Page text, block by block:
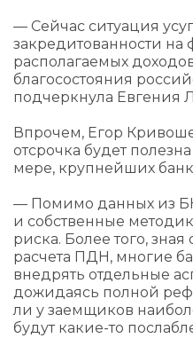
— Сейчас ситуация
закредитованности
располагаемых
благосостояния
подчеркнула Евгения
Впрочем, Егор
отсрочка будет
мере, крупнейших
— Помимо данных из
и собственные
риска. Более того,
расчета ПДН, многие
внедрять отдельные
дожидаясь полной
ли у заемщиков
будут какие-то